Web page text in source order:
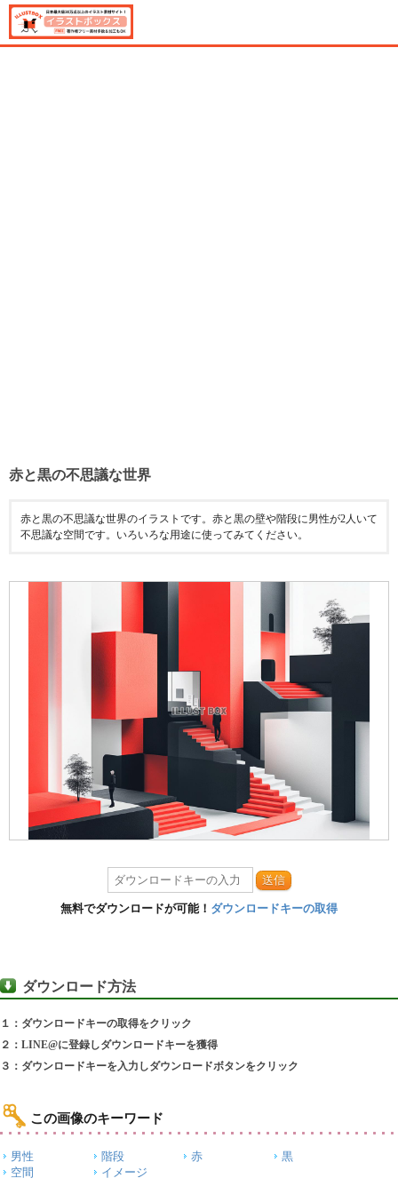
赤と黒の不思議な世界
赤と黒の不思議な世界のイラストです。赤と黒の壁や階段に男性が2人いて
不思議な空間です。いろいろな用途に使ってみてください。
送信
無料でダウンロードが可能！ ダウンロードキーの取得
ダウンロード方法
１：ダウンロードキーの取得をクリック
２：LINE@に登録しダウンロードキーを獲得
３：ダウンロードキーを入力しダウンロードボタンをクリック
この画像のキーワード
男性 階段 赤
黒
空間
イメージ